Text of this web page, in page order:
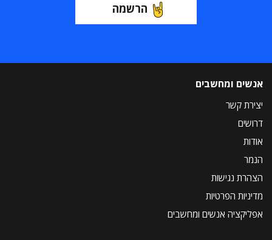
הרשמה
אנשים ומחשבים
יצירת קשר
דרושים
אודות
הנמר
הצהרת נגישות
מדיניות הפרטיות
אפליקציה אנשים ומחשבים